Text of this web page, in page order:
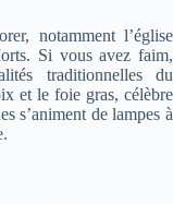
notamment l’église
Si vous avez faim,
traditionnelles du
et le foie gras, célèbre
s’animent de lampes à